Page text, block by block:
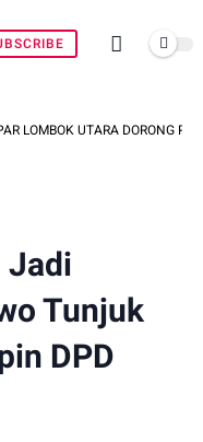
DORONG PROMOSI WASTRA
Jadi
Tunjuk
DPD